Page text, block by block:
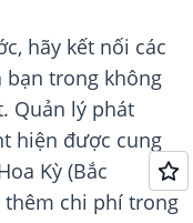
hãy kết nối các
bạn trong không
Quản lý phát
hiện được cung
Kỳ (Bắc
thêm chi phí trong